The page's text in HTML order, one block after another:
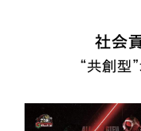
社会
“共創型”